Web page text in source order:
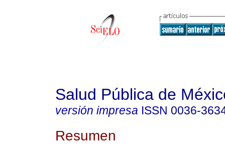
Salud Pública de
versión impresa ISSN 0036-
Resumen